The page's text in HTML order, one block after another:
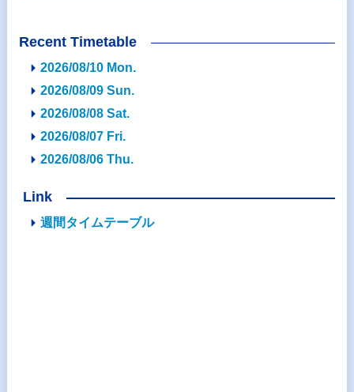
Recent Timetable
2026/08/10 Mon.
2026/08/09 Sun.
2026/08/08 Sat.
2026/08/07 Fri.
2026/08/06 Thu.
Link
週間タイムテーブル